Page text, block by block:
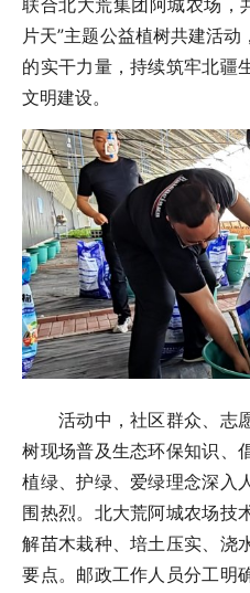
联合北大荒集团阿城农场，
片天”主题公益植树共建活
的实干力量，持续筑牢北疆
文明建设。
活动中，社区群众、志
树现场普及生态环保知识、
植绿、护绿、爱绿理念深入
围热烈。北大荒阿城农场技
解苗木栽种、培土压实、浇
要点。邮政工作人员分工明